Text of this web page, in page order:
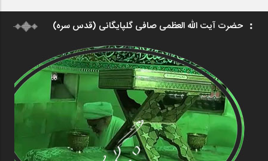
حضرت آیت الله العظمی صافی گلپایگانی (قدس سره)